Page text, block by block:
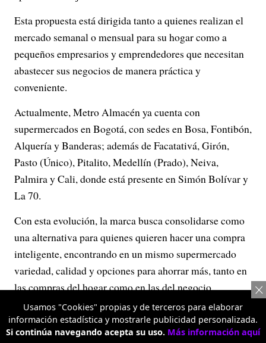
Esta propuesta está dirigida tanto a quienes realizan el
mercado semanal o mensual para su hogar como a
pequeños empresarios y emprendedores que necesitan
abastecer sus negocios de manera práctica y
conveniente.
Actualmente, Metro Almacén ya cuenta con
supermercados en Bogotá, con sedes en Bosa, Fontibón,
Alquería y Banderas; además de Facatativá, Girón,
Pasto (Único), Pitalito, Medellín (Prado), Neiva,
Palmira y Cali, donde está presente en Simón Bolívar y
La 70.
Con esta evolución, la marca busca consolidarse como
una alternativa para quienes quieren hacer una compra
inteligente, encontrando en un mismo supermercado
variedad, calidad y opciones para ahorrar más, tanto en
las compras del hogar como en las del negocio.
Usamos "Cookies" propias y de terceros para elaborar
información estadística y mostrarle publicidad personalizada.
Si continúa navegando acepta su uso. Más información aquí